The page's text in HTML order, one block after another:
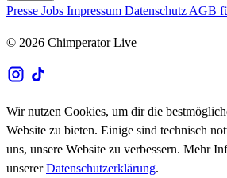
Presse Jobs Impressum Datenschutz AGB
© 2026 Chimperator Live
Wir nutzen Cookies, um dir die
Website zu bieten. Einige sind technisch
uns, unsere Website zu verbessern. Mehr
unsererDatenschutzerklärung.